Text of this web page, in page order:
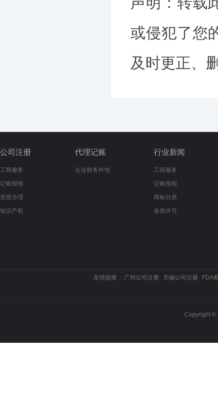
或侵犯了您
及时更正、
公司注册
工商服务
记账报税
资质办理
知识产权
代理记账
企业财务外包
行业新闻
工商服务
记账报税
商标分类
各类许可
友情链接 ： 广州公司注册 无锡公司注册 FDA
Copyright ©